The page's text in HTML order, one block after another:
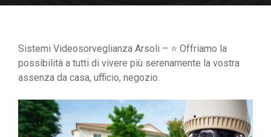
Sistemi Videosorveglianza Arsoli – ⭐ Offriamo la
possibilità a tutti di vivere più serenamente la vostra
assenza da casa, ufficio, negozio.